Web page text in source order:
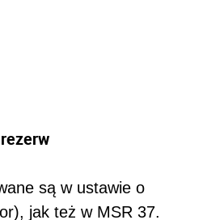
są w ustawie o
jak też w MSR 37.